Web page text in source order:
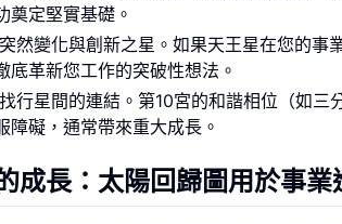
奠定堅實基礎。
突然變化與創新之星。如果天王星在您的事
底革新您工作的突破性想法。
行星間的連結。第10宮的和諧相位（如三
障礙，通常帶來重大成長。
成長：太陽回歸圖用於事業